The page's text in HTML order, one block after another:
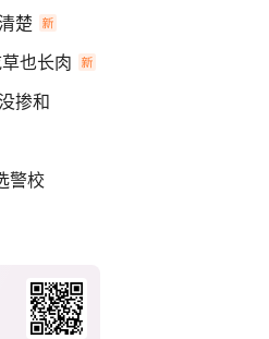
楚
也长肉
掺和
警校